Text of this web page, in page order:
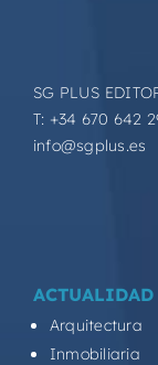
SG PLUS
T: +34 670 642
info@sgplus.es
ACTUALIDAD
Arquitectura
Inmobiliaria